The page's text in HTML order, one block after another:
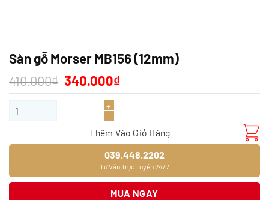
Sàn gỗ Morser MB156 (12mm)
410.000₫ Giá
gốc
là:
340.000₫Giá
hiện
tại
Sàn gỗ Morser MB156 (12mm) số lượng
Thêm Vào Giỏ Hàng
039.448.2202
Tư Vấn Trực Tuyến 24/7
MUA NGAY